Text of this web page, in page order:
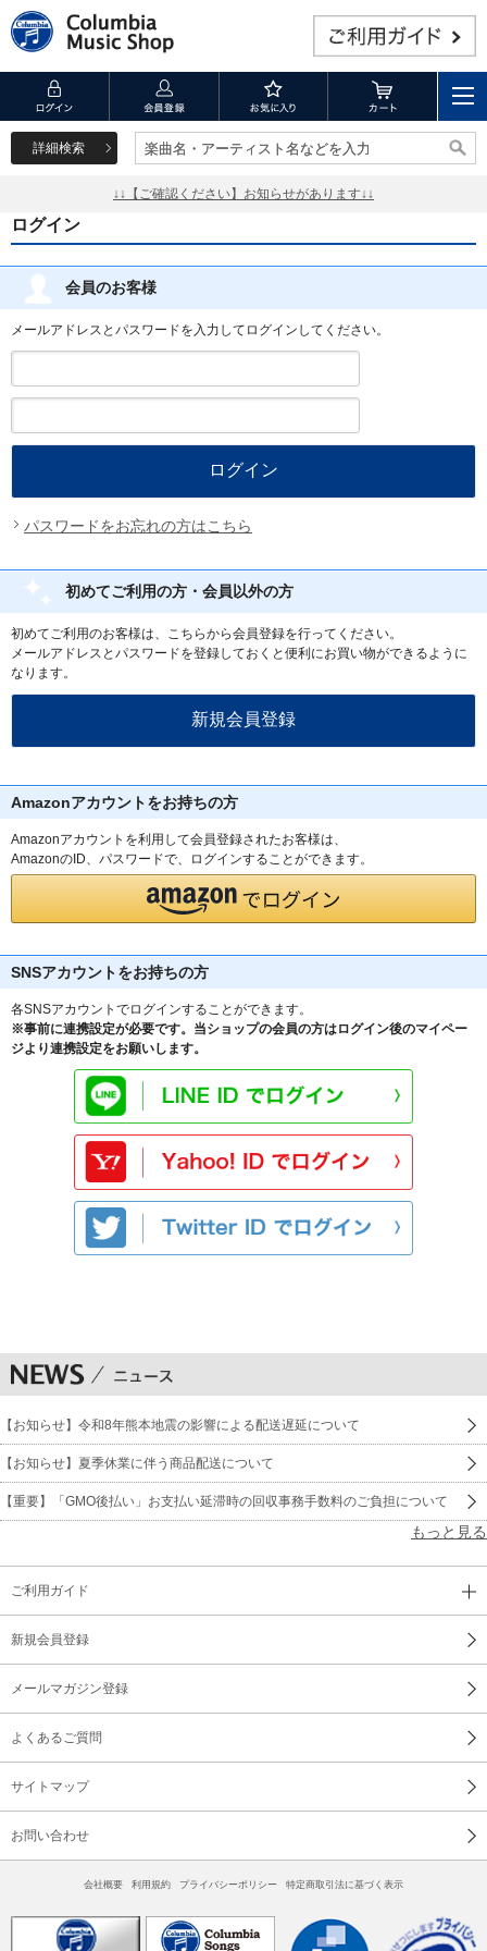
詳細検索 楽曲名・アーティスト名などを入力
楽曲名・アーティスト名などを入力
↓↓【ご確認ください】お知らせがあります↓↓
ログイン
会員のお客様
メールアドレスとパスワードを入力してログインしてください。
パスワードをお忘れの方はこちら
初めてご利用の方・会員以外の方
初めてご利用のお客様は、こちらから会員登録を行ってください。
メールアドレスとパスワードを登録しておくと便利にお買い物ができるように
なります。
Amazonアカウントをお持ちの方
Amazonアカウントを利用して会員登録されたお客様は、
AmazonのID、パスワードで、ログインすることができます。
SNSアカウントをお持ちの方
各SNSアカウントでログインすることができます。
※事前に連携設定が必要です。当ショップの会員の方はログイン後のマイペー
ジより連携設定をお願いします。
【お知らせ】令和8年熊本地震の影響による配送遅延について
【お知らせ】夏季休業に伴う商品配送について
【重要】「GMO後払い」お支払い延滞時の回収事務手数料のご負担について
もっと見る
ご利用ガイド
新規会員登録
メールマガジン登録
よくあるご質問
サイトマップ
お問い合わせ
会社概要 利用規約 プライバシーポリシー 特定商取引法に基づく表示